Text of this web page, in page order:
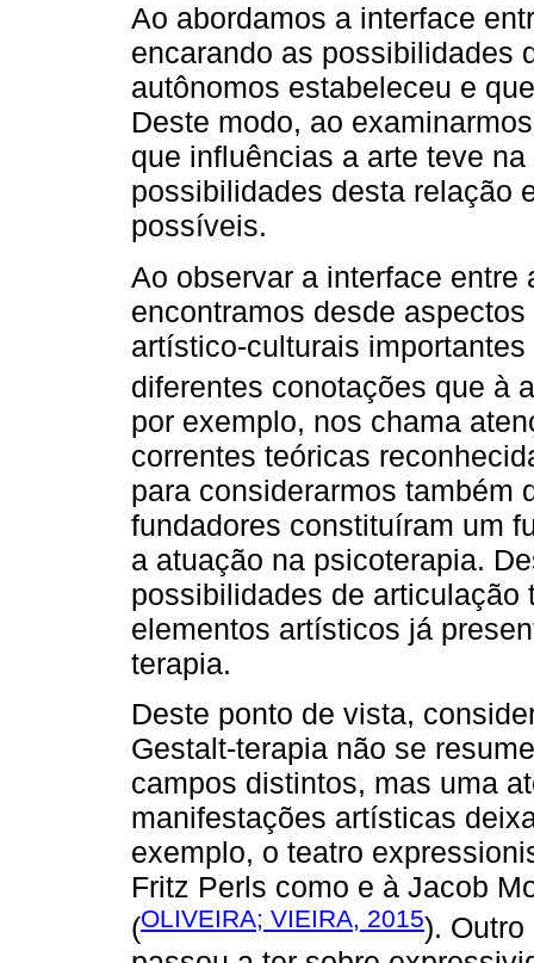
Ao abordamos a interface
encarando as possibilidades
autônomos estabeleceu e
Deste modo, ao
que influências a arte teve
possibilidades desta relação
possíveis.
Ao observar a interface entre
encontramos desde
artístico-culturais
diferentes conotações que à
por exemplo, nos chama
correntes teóricas
para considerarmos também
fundadores constituíram um
a atuação na psicoterapia.
possibilidades de
elementos artísticos já
terapia.
Deste ponto de vista,
Gestalt-terapia não se
campos distintos, mas uma
manifestações artísticas
exemplo, o teatro
Fritz Perls como e à Jacob
(OLIVEIRA; VIEIRA, 2015).